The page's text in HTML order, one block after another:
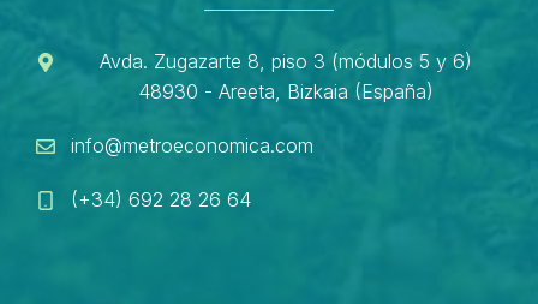
Avda. Zugazarte 8, piso 3 (módulos 5 y 6)
48930 - Areeta, Bizkaia (España)
info@metroeconomica.com
(+34) 692 28 26 64